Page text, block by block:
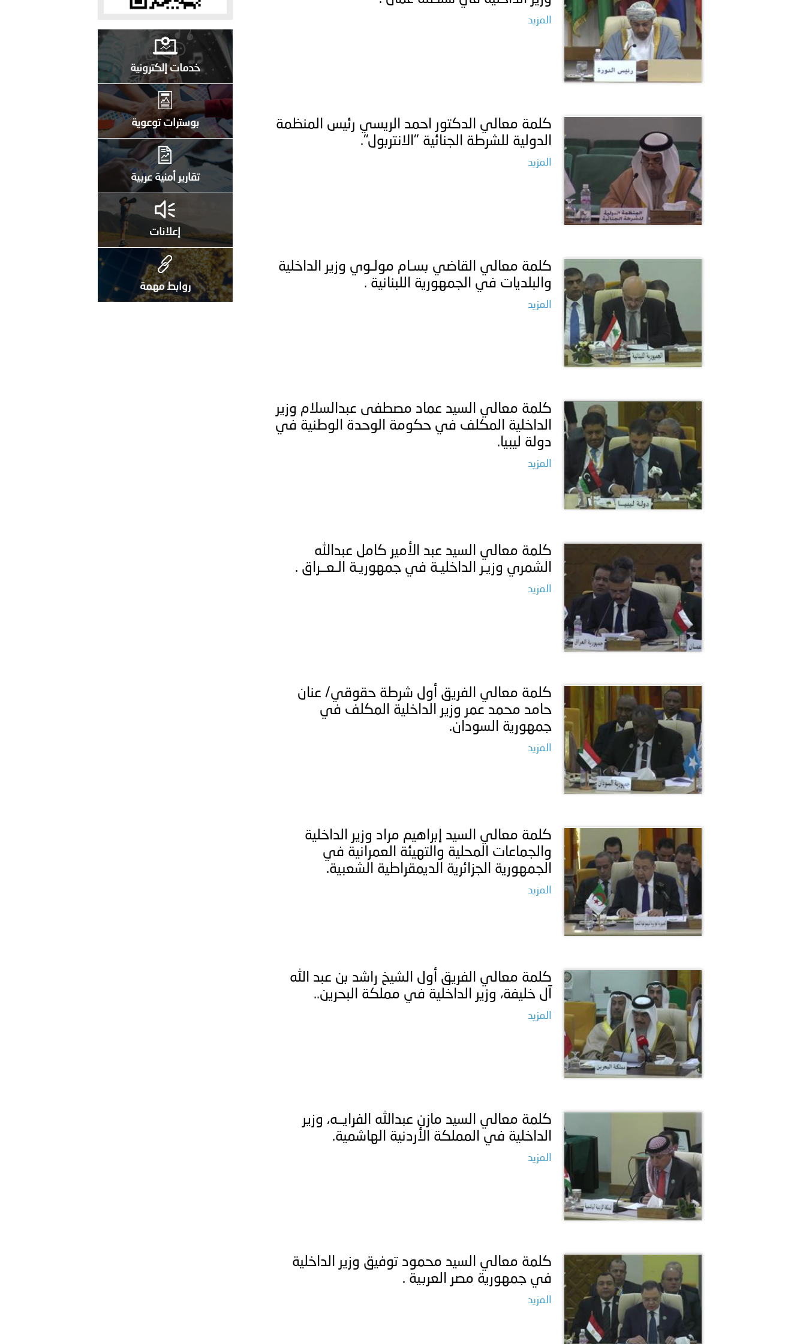
المزيد
كلمة معالي الدكتور احمد الريسي رئيس المنظمة
الدولية للشرطة الجنائية "الانتربول".
المزيد
كلمة معالي القاضي بسـام مولـوي وزير الداخلية
والبلديات في الجمهورية اللبنانية .
المزيد
كلمة معالي السيد عماد مصطفى عبدالسلام وزير
الداخلية المكلف في حكومة الوحدة الوطنية في
دولة ليبيا.
المزيد
كلمة معالي السيد عبد الأمير كامل عبدالله
الشمري وزيـر الداخليـة في جمهوريـة الـعــراق .
المزيد
كلمة معالي الفريق أول شرطة حقوقي/ عنان
حامد محمد عمر وزير الداخلية المكلف في
جمهورية السودان.
المزيد
كلمة معالي السيد إبراهيم مراد وزير الداخلية
والجماعات المحلية والتهيئة العمرانية في
الجمهورية الجزائرية الديمقراطية الشعبية.
المزيد
كلمة معالي الفريق أول الشيخ راشد بن عبد الله
آل خليفة، وزير الداخلية في مملكة البحرين..
المزيد
كلمة معالي السيد مازن عبدالله الفرايــه، وزير
الداخلية في المملكة الأردنية الهاشمية.
المزيد
كلمة معالي السيد محمود توفيق وزير الداخلية
في جمهورية مصر العربية .
المزيد
خدمات إلكترونية
بوسترات توعوية
تقارير أمنية عربية
إعلانات
روابط مهمة